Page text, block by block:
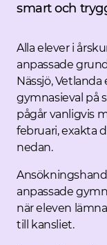
smart och
Alla elever i
anpassade
Nässjö,
gymnasieval på
pågår vanligvis
februari, exakta
nedan.
anpassade
när eleven
till kansliet.